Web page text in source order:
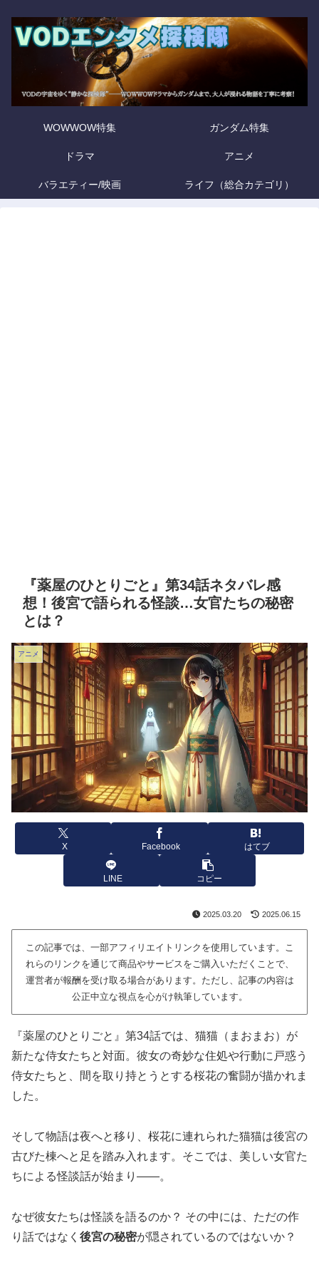
WOWWOW特集 ガンダム特集
ドラマ アニメ
バラエティー/映画 ライフ（総合カテゴリ）
『薬屋のひとりごと』第34話ネタバレ感
想！後宮で語られる怪談…女官たちの秘密
とは？
アニメ
X Facebook はてブ
LINE コピー
2025.03.20 2025.06.15
この記事では、一部アフィリエイトリンクを使用しています。こ
れらのリンクを通じて商品やサービスをご購入いただくことで、
運営者が報酬を受け取る場合があります。ただし、記事の内容は
公正中立な視点を心がけ執筆しています。
『薬屋のひとりごと』第34話では、猫猫（まおまお）が
新たな侍女たちと対面。彼女の奇妙な住処や行動に戸惑う
侍女たちと、間を取り持とうとする桜花の奮闘が描かれま
した。
そして物語は夜へと移り、桜花に連れられた猫猫は後宮の
古びた棟へと足を踏み入れます。そこでは、美しい女官た
ちによる怪談話が始まり――。
なぜ彼女たちは怪談を語るのか？ その中には、ただの作
り話ではなく 後宮の秘密が隠されているのではないか？